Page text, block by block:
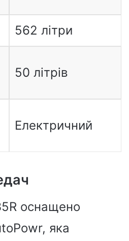
562 літри
50 літрів
Електричний
оснащено
яка